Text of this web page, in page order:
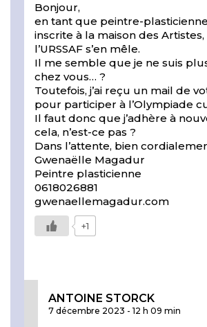
Bonjour,
en tant que peintre-plasticienne,
inscrite à la maison des
l’URSSAF s’en mêle.
Il me semble que je ne suis
chez vous… ?
Toutefois, j’ai reçu un mail de
pour participer à l’Olympiade
Il faut donc que j’adhère à
cela, n’est-ce pas ?
Dans l’attente, bien
Gwenaëlle Magadur
Peintre plasticienne
0618026881
gwenaellemagadur.com
+1
ANTOINE STORCK
7 décembre 2023 - 12 h 09 min